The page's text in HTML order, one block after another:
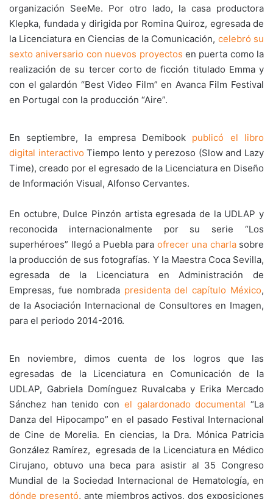
organización SeeMe. Por otro lado, la casa productora
Klepka, fundada y dirigida por Romina Quiroz, egresada de
la Licenciatura en Ciencias de la Comunicación, celebró su
sexto aniversario con nuevos proyectos en puerta como la
realización de su tercer corto de ficción titulado Emma y
con el galardón “Best Video Film” en Avanca Film Festival
en Portugal con la producción “Aire”.
En septiembre, la empresa Demibook publicó el libro
digital interactivo Tiempo lento y perezoso (Slow and Lazy
Time), creado por el egresado de la Licenciatura en Diseño
de Información Visual, Alfonso Cervantes.
En octubre, Dulce Pinzón artista egresada de la UDLAP y
reconocida internacionalmente por su serie “Los
superhéroes” llegó a Puebla para ofrecer una charlasobre
la producción de sus fotografías. Y la Maestra Coca Sevilla,
egresada de la Licenciatura en Administración de
Empresas, fue nombrada presidenta del capítulo México,
de la Asociación Internacional de Consultores en Imagen,
para el periodo 2014-2016.
En noviembre, dimos cuenta de los logros que las
egresadas de la Licenciatura en Comunicación de la
UDLAP, Gabriela Domínguez Ruvalcaba y Erika Mercado
Sánchez han tenido con el galardonado documental “La
Danza del Hipocampo” en el pasado Festival Internacional
de Cine de Morelia. En ciencias, la Dra. Mónica Patricia
González Ramírez, egresada de la Licenciatura en Médico
Cirujano, obtuvo una beca para asistir al 35 Congreso
Mundial de la Sociedad Internacional de Hematología, en
dónde presentó, ante miembros activos, dos exposiciones